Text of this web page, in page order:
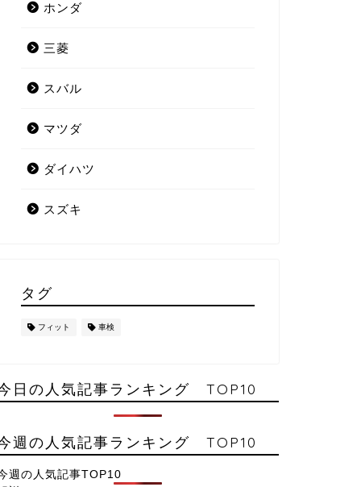
ホンダ
三菱
スバル
マツダ
ダイハツ
スズキ
タグ
フィット 車検
日の人気記事ランキング TOP10
週の人気記事ランキング TOP10
週の人気記事TOP10